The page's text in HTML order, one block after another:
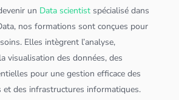
un Data scientist spécialisé dans
nos formations sont conçues pour
Elles intègrent l’analyse,
visualisation desdonnées, des
pour une gestion efficace des
et des infrastructures informatiques.